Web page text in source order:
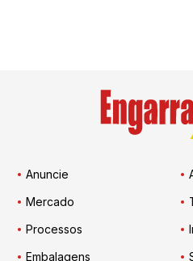
Anuncie
Mercado
Processos
Embalagens